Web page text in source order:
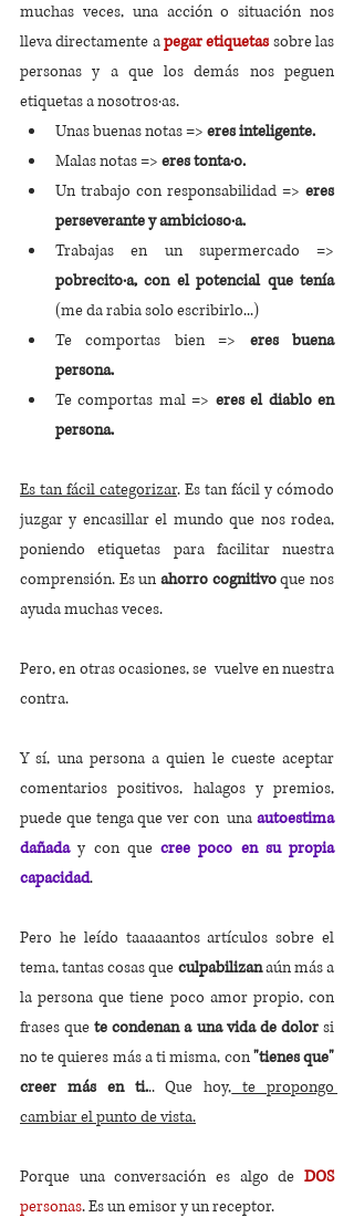
muchas veces, una acción o situación nos
lleva directamente apegar etiquetassobre las
personas y a que los demás nos peguen
etiquetas a nosotros·as.
Unas buenas notas => eres inteligente.
Malas notas => eres tonta·o.
Un trabajo con responsabilidad => eres
perseverante y ambicioso·a.
pobrecito·a, con el potencial que tenía
(me da rabia solo escribirlo...)
Te comportas bien => eres buena
persona.
Te comportas mal => eres el diablo en
persona.
Es tan fácil categorizar. Es tan fácil y cómodo
juzgar y encasillar el mundo que nos rodea,
poniendo etiquetas para facilitar nuestra
comprensión. Es un ahorro cognitivo que nos
ayuda muchas veces.
Pero, en otras ocasiones, se  vuelve en nuestra
contra.
Y sí, una persona a quien le cueste aceptar
comentarios positivos, halagos y premios,
puede que tenga que ver con  una autoestima
dañada y con que cree poco en su propia
capacidad.
Pero he leído taaaaantos artículos sobre el
tema, tantas cosas que culpabilizan aún más a
la persona que tiene poco amor propio, con
frases que te condenan a una vida de dolor si
no te quieres más a ti misma, con "tienes que"
creer más en ti... Que hoy, te propongo
cambiar el punto de vista.
Porque una conversación es algo de DOS
personas. Es un emisor y un receptor.